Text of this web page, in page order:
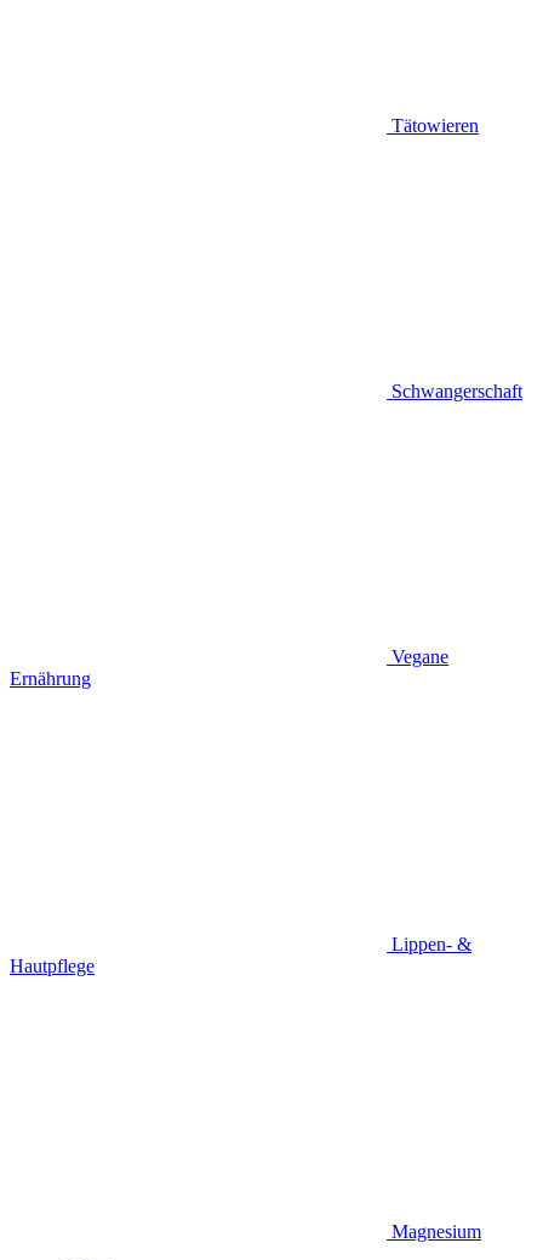
Tätowieren
Schwangerschaft
Vegane
Ernährung
Lippen- &
Hautpflege
Magnesium